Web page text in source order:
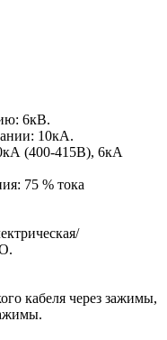
6кВ.
10кА.
(400-415В), 6кА
75 % тока
кабеля через зажимы,